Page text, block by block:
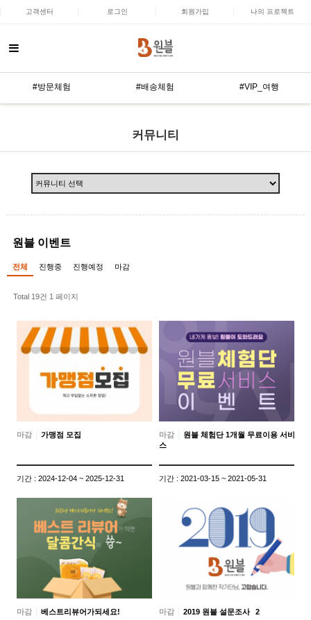
고객센터 로그인 회원가입 나의 프로젝트
#방문체험 #배송체험 #VIP_여행
커뮤니티
원블 이벤트
전체 진행중 진행예정 마감
Total 19건 1 페이지
마감 가맹점 모집
기간 : 2024-12-04 ~ 2025-12-31
마감
원블 체험단 1개월 무료이용 서비
스
기간 : 2021-03-15 ~ 2021-05-31
마감 베스트리뷰어가되세요! 마감 2019 원블 설문조사 2